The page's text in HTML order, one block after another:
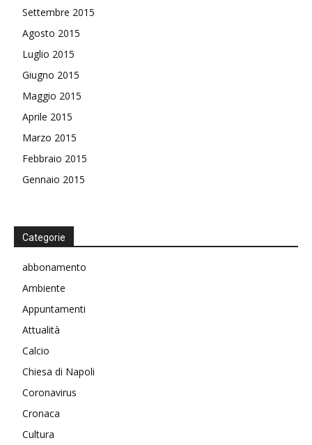
Settembre 2015
Agosto 2015
Luglio 2015
Giugno 2015
Maggio 2015
Aprile 2015
Marzo 2015
Febbraio 2015
Gennaio 2015
Categorie
abbonamento
Ambiente
Appuntamenti
Attualità
Calcio
Chiesa di Napoli
Coronavirus
Cronaca
Cultura